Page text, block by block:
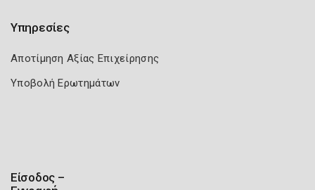
Υπηρεσίες
Αποτίμηση Αξίας Επιχείρησης
Υποβολή Ερωτημάτων
Είσοδος –